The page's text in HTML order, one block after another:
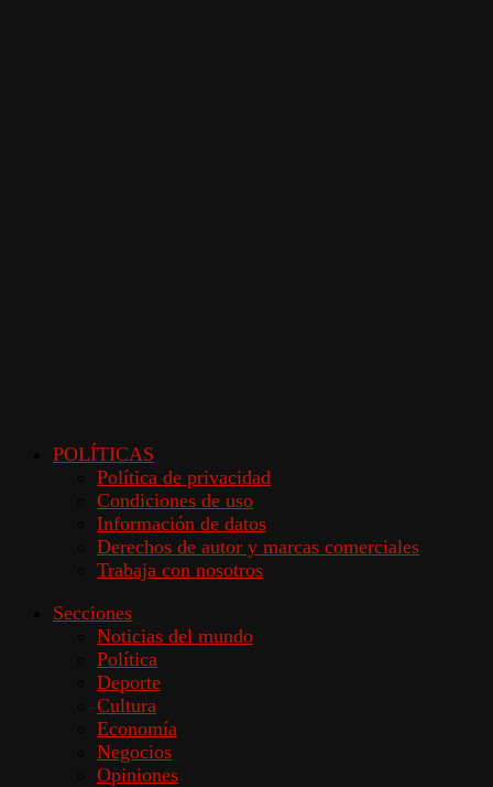
POLÍTICAS
Política de privacidad
Condiciones de uso
Información de datos
Derechos de autor y marcas comerciales
Trabaja con nosotros
Secciones
Noticias del mundo
Política
Deporte
Cultura
Economía
Negocios
Opiniones